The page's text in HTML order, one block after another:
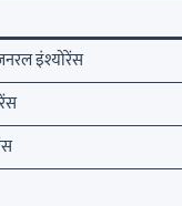
इंश्योरेंस